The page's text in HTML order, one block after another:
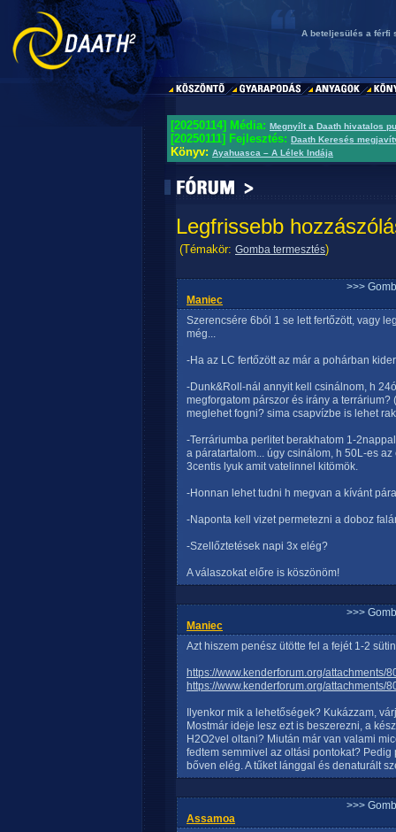
A beteljesülés a férfi
[20250114] Média: Megnyílt a Daath hivatalos
[20250111] Fejlesztés: Daath Keresés
Könyv: Ayahuasca – A Lélek Indája
Legfrissebb
(Témakör: Gomba termesztés)
>>>
Maniec
Szerencsére 6ból 1 se lett fertőzött, vagy
még...
-Ha az LC fertőzött az már a pohárban
-Dunk&Roll-nál annyit kell csinálnom, h
megforgatom párszor és irány a
meglehet fogni? sima csapvízbe is lehet
-Terráriumba perlitet berakhatom 1-
a páratartalom... úgy csinálom, h 50L-es
3centis lyuk amit vatelinnel kitömök.
-Honnan lehet tudni h megvan a kívánt
-Naponta kell vizet permetezni a doboz
-Szellőztetések napi 3x elég?
A válaszokat előre is köszönöm!
>>>
Maniec
Azt hiszem penész ütötte fel a fejét 1-2
https://www.kenderforum.org/attachments/
https://www.kenderforum.org/attachments/
Ilyenkor mik a lehetőségek? Kukázzam,
Mostmár ideje lesz ezt is beszerezni, a
H2O2vel oltani? Miután már van valami
fedtem semmivel az oltási pontokat?
bőven elég. A tűket lánggal és denaturált
>>>
Assamoa